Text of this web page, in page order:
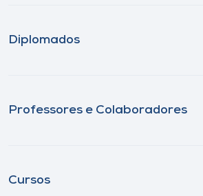
Diplomados
Professores e Colaboradores
Cursos